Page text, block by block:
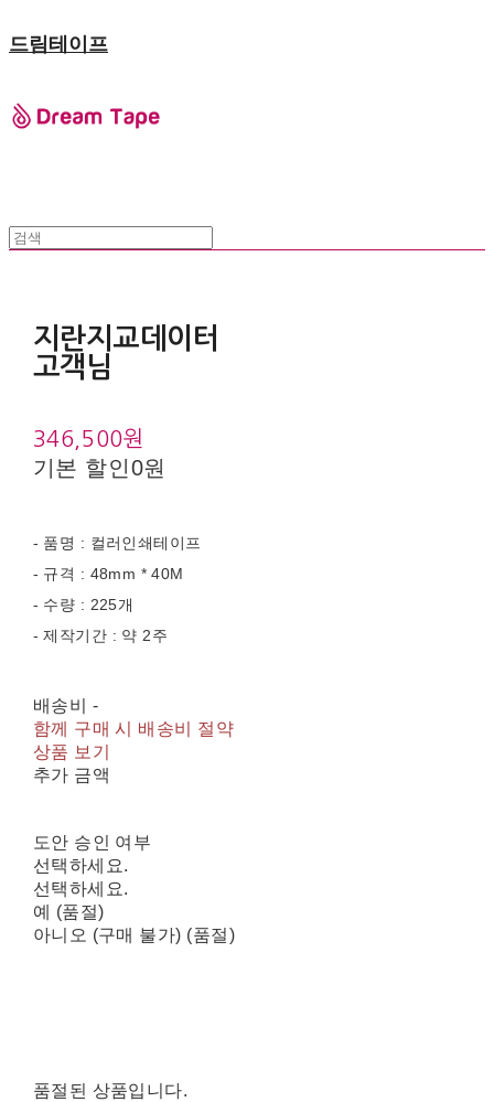
드림테이프
지란지교데이터
고객님
346,500원
기본 할인0원
- 품명 : 컬러인쇄테이프
- 규격 : 48mm * 40M
- 수량 : 225개
- 제작기간 : 약 2주
배송비 -
함께 구매 시 배송비 절약
상품 보기
추가 금액
도안 승인 여부
선택하세요.
선택하세요.
예 (품절)
아니오 (구매 불가) (품절)
품절된 상품입니다.